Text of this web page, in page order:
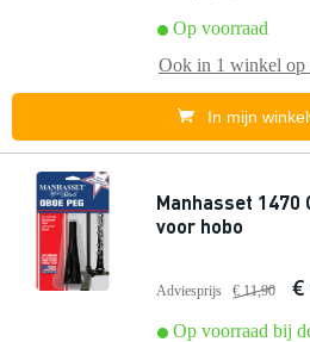
Op voorraad
Ook in 1 winkel op
In mijn
Manhasset 1470
voor hobo
Adviesprijs € 11,90 €
Op voorraad bij